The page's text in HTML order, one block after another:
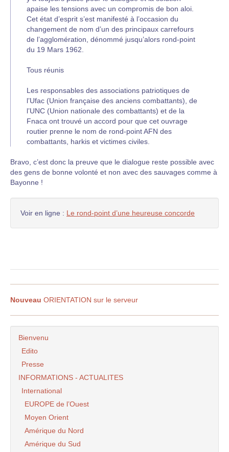
apaise les tensions avec un compromis de bon aloi.
Cet état d’esprit s’est manifesté à l’occasion du
changement de nom d’un des principaux carrefours
de l’agglomération, dénommé jusqu’alors rond-point
du 19 Mars 1962.
Tous réunis
Les responsables des associations patriotiques de
l’Ufac (Union française des anciens combattants), de
l’UNC (Union nationale des combattants) et de la
Fnaca ont trouvé un accord pour que cet ouvrage
routier prenne le nom de rond-point AFN des
combattants, harkis et victimes civiles.
Bravo, c’est donc la preuve que le dialogue reste possible avec
des gens de bonne volonté et non avec des sauvages comme à
Bayonne !
Voir en ligne : Le rond-point d’une heureuse concorde
Nouveau ORIENTATION sur le serveur
Bienvenu
Edito
Presse
INFORMATIONS - ACTUALITES
International
EUROPE de l’Ouest
Moyen Orient
Amérique du Nord
Amérique du Sud